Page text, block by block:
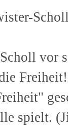
vor
spielt.